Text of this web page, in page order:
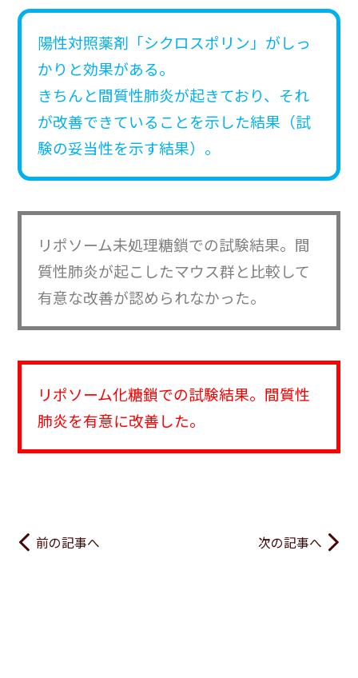
陽性対照薬剤「シクロスポリン」がしっ
かりと効果がある。
きちんと間質性肺炎が起きており、それ
が改善できていることを示した結果（試
験の妥当性を示す結果）。
リポソーム未処理糖鎖での試験結果。間
質性肺炎が起こしたマウス群と比較して
有意な改善が認められなかった。
リポソーム化糖鎖での試験結果。間質性
肺炎を有意に改善した。
前の記事へ 次の記事へ